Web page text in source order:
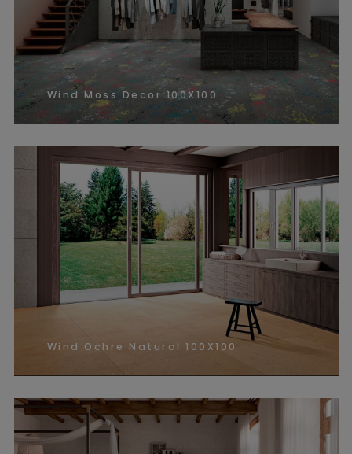
Wind Moss Decor 100X100
Wind Ochre Natural 100X100